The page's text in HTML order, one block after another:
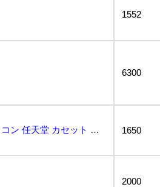
1552
6300
Y771 FAXANADU ファザナドゥ 箱付き 説明書 ファミコン 任天堂 カセット ソフト ハド... 1650
2000